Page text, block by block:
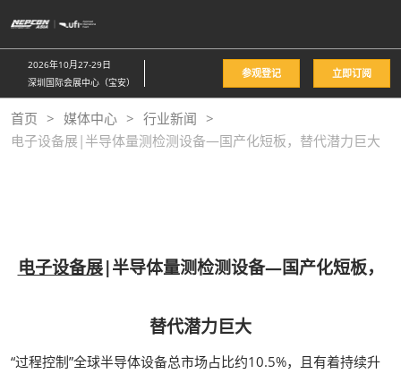
接
跳
至
内
容
2026年10月27-29日
深圳国际会展中心（宝安）
参观登记 立即订阅
首页 媒体中心
行业新闻
电子设备展|半导体量测检测设备—国产化短板，替代潜力巨大
电子设备展|半导体量测检测设备—国产化短板，
替代潜力巨大
“过程控制”全球半导体设备总市场占比约10.5%，且有着持续升